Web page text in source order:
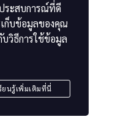
ระสบการณ์ที่ดี
เก็บข้อมูลของคุณ
วิธีการใช้ข้อมูล
ยนรู้เพิ่มเติมที่นี่